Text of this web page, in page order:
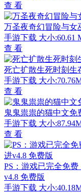
查 看
万圣夜奇幻冒险与女
手游下载 大小:60.61
查 看
死亡扩散生死时刻生
手游下载 大小
查 看
鬼鬼祟祟的猫中文免
手游下载 大小
查 看
PS：游戏已完全免
v4.8 免费版
手游下载 大小